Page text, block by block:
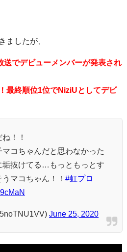
ましたが、
送でデビューメンバーが発表され
最終順位1位でNiziUとしてデビ
！！
コちゃんだと思わなかった
垢抜けてる…もっともっとす
マコちゃん！！ #虹プロ
June 25, 2020